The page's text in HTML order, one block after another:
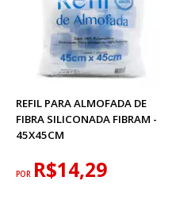
REFIL PARA ALMOFADA DE
FIBRA SILICONADA FIBRAM -
45X45CM
POR R$14,29